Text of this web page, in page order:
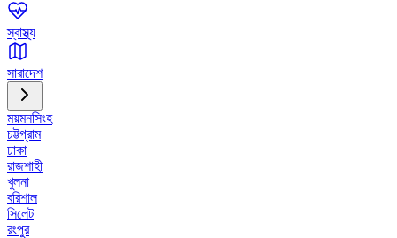
স্বাস্থ্য
সারাদেশ
ময়মনসিংহ
চট্টগ্রাম
ঢাকা
রাজশাহী
খুলনা
বরিশাল
সিলেট
রংপুর